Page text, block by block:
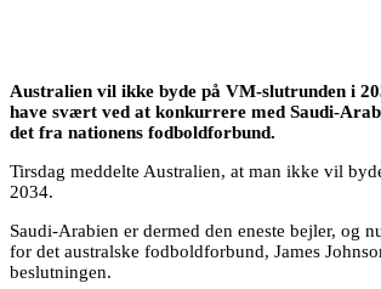
Australien vil ikke byde på VM-slutrunden i
have svært ved at konkurrere med Saudi-
det fra nationens fodboldforbund.
Tirsdag meddelte Australien, at man ikke vil
2034.
Saudi-Arabien er dermed den eneste bejler, og
for det australske fodboldforbund, James
beslutningen.